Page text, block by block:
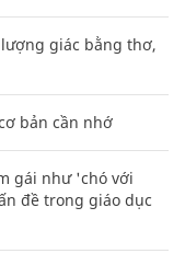
giác bằng thơ,
bản cần nhớ
gái như 'chó với
đề trong giáo dục